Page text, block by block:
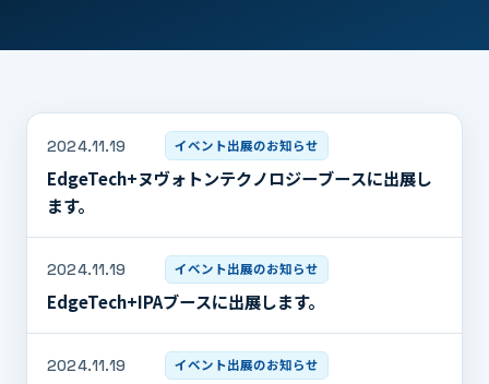
2024.11.19 イベント出展のお知らせ
EdgeTech+ヌヴォトンテクノロジーブースに出展し
ます。
2024.11.19 イベント出展のお知らせ
EdgeTech+IPAブースに出展します。
2024.11.19 イベント出展のお知らせ